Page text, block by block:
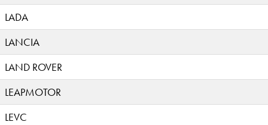
LADA
LANCIA
LAND ROVER
LEAPMOTOR
LEVC